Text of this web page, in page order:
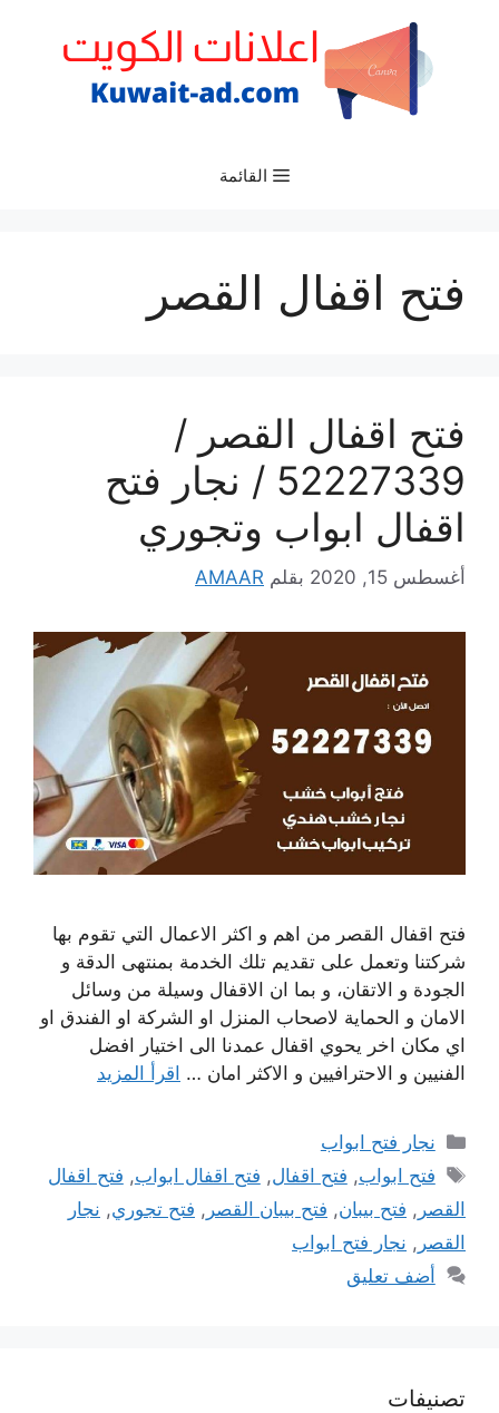
القائمة
فتح اقفال القصر
فتح اقفال القصر /
52227339 / نجار فتح
اقفال ابواب وتجوري
أغسطس 15, 2020 بقلم AMAAR
فتح اقفال القصر من اهم و اكثر الاعمال التي تقوم بها
شركتنا وتعمل على تقديم تلك الخدمة بمنتهى الدقة و
الجودة و الاتقان، و بما ان الاقفال وسيلة من وسائل
الامان و الحماية لاصحاب المنزل او الشركة او الفندق او
اي مكان اخر يحوي اقفال عمدنا الى اختيار افضل
الفنيين و الاحترافيين و الاكثر امان … اقرأ المزيد
التصنيفات
نجار فتح ابواب
الوسوم
فتح ابواب, فتح اقفال, فتح اقفال ابواب, فتح اقفال
القصر , فتح بيبان, فتح بيبان القصر , فتح تجوري, نجار
القصر , نجار فتح ابواب
أضف تعليق
تصنيفات